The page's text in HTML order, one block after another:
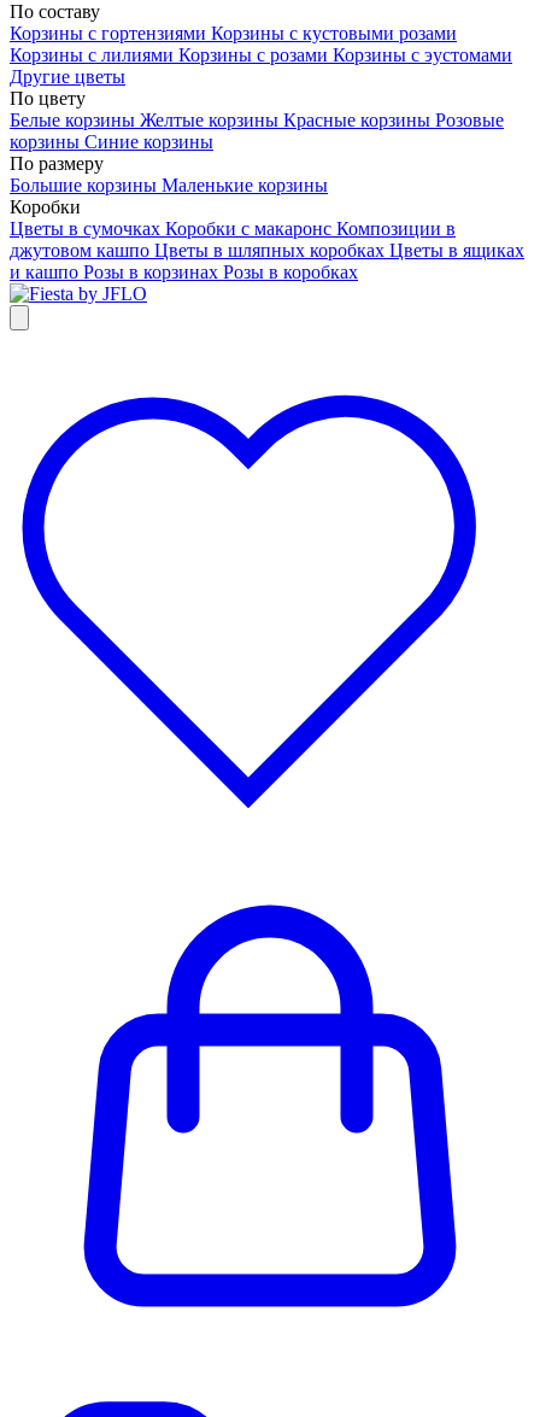
По составу
Корзины с гортензиями Корзины с кустовыми розами
Корзины с лилиями Корзины с розами Корзины с эустомами
Другие цветы
По цвету
Белые корзины Желтые корзины Красные корзины Розовые
корзины Синие корзины
По размеру
Большие корзины Маленькие корзины
Коробки
Цветы в сумочках Коробки с макаронс Композиции в
джутовом кашпо Цветы в шляпных коробках Цветы в ящиках
и кашпо Розы в корзинах Розы в коробках